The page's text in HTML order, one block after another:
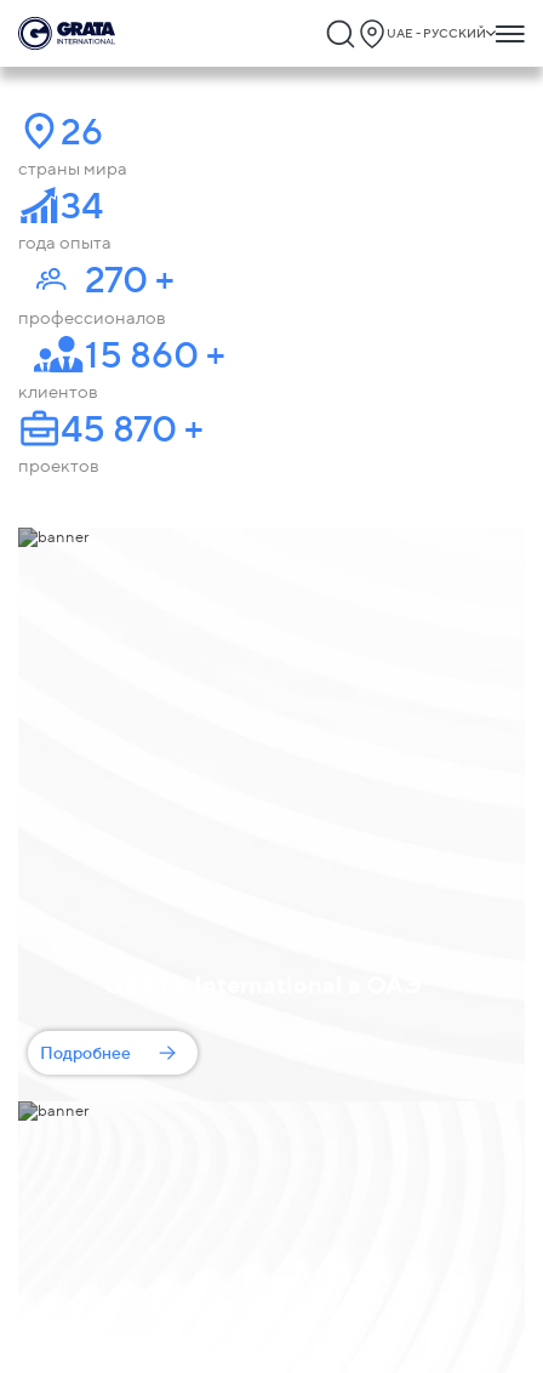
UAE - РУССКИЙ
26
страны мира
34
года опыта
270 +
профессионалов
15 860 +
клиентов
45 870 +
проектов
Подробнее